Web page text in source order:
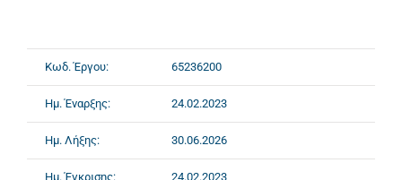
Κωδ. Έργου: 65236200
Ημ. Έναρξης: 24.02.2023
Ημ. Λήξης: 30.06.2026
Ημ. Έγκρισης: 24.02.2023